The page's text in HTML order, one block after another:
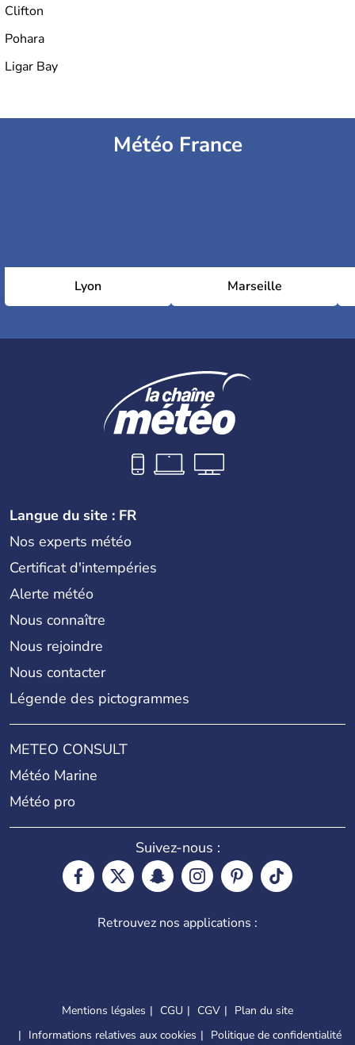
Clifton
Pohara
Ligar Bay
Météo France
Lyon Marseille
Langue du site : FR
Nos experts météo
Certificat d'intempéries
Alerte météo
Nous connaître
Nous rejoindre
Nous contacter
Légende des pictogrammes
METEO CONSULT
Météo Marine
Météo pro
Suivez-nous :
Retrouvez nos applications :
Mentions légales CGU CGV
Plan du site
Informations relatives aux cookies
Politique de confidentialité